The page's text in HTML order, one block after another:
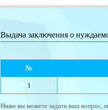
Выдача заключения о
№
1
Ниже вы можете задать ваш вопрос,